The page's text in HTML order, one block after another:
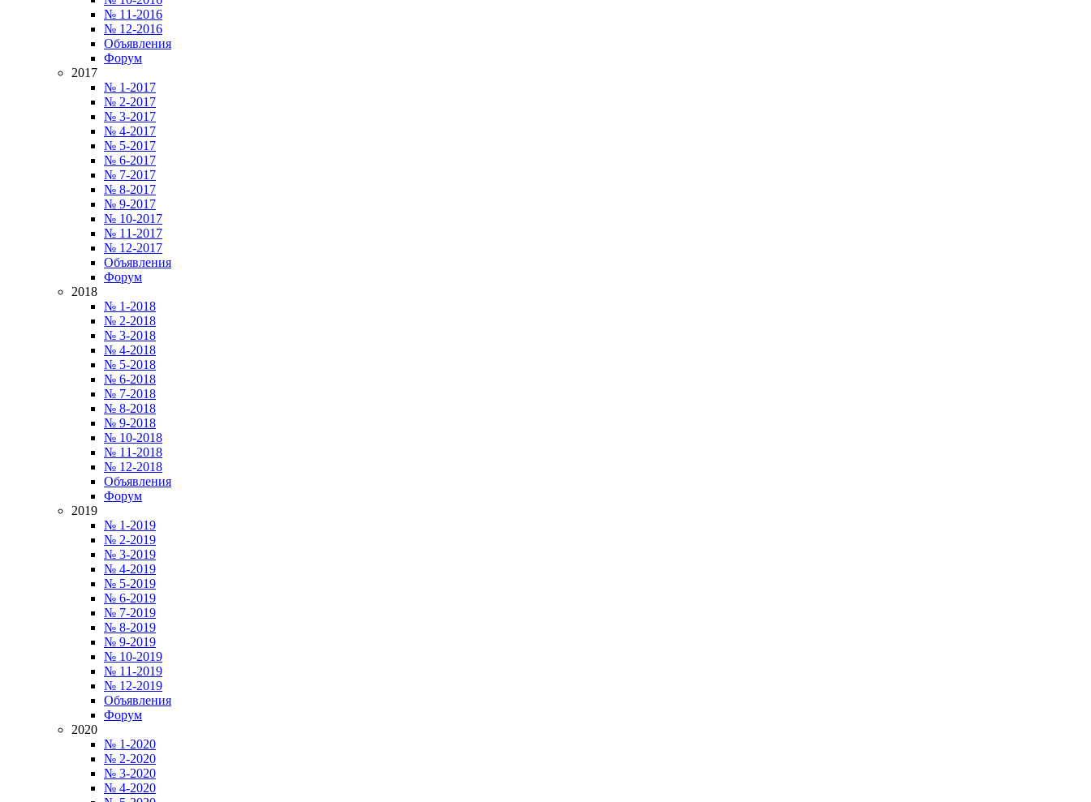
№ 11-2016
№ 12-2016
Объявления
Форум
2017
№ 1-2017
№ 2-2017
№ 3-2017
№ 4-2017
№ 5-2017
№ 6-2017
№ 7-2017
№ 8-2017
№ 9-2017
№ 10-2017
№ 11-2017
№ 12-2017
Объявления
Форум
2018
№ 1-2018
№ 2-2018
№ 3-2018
№ 4-2018
№ 5-2018
№ 6-2018
№ 7-2018
№ 8-2018
№ 9-2018
№ 10-2018
№ 11-2018
№ 12-2018
Объявления
Форум
2019
№ 1-2019
№ 2-2019
№ 3-2019
№ 4-2019
№ 5-2019
№ 6-2019
№ 7-2019
№ 8-2019
№ 9-2019
№ 10-2019
№ 11-2019
№ 12-2019
Объявления
Форум
2020
№ 1-2020
№ 2-2020
№ 3-2020
№ 4-2020